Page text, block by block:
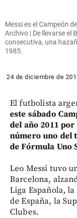
Messi es el Campeón
Archivo | De llevarse el
consecutiva, una
1985.
24 de diciembre de
El futbolista
este sábado
del año 2011
número uno del
de Fórmula
Leo Messi tuvo
Barcelona,
Liga Española,
de España, la
Clubes.